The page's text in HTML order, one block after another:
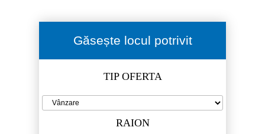
Găsește locul potrivit
TIP OFERTA
RAION